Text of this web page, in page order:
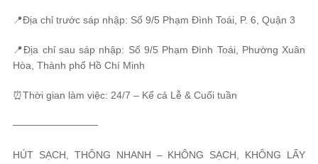
📍Địa chỉ trước sáp nhập: Số 9/5 Phạm Đình Toái, P. 6, Quận 3
📍Địa chỉ sau sáp nhập: Số 9/5 Phạm Đình Toái, Phường Xuân
Hòa, Thành phố Hồ Chí Minh
⏰Thời gian làm việc: 24/7 – Kể cả Lễ & Cuối tuần
────────────
HÚT SẠCH, THÔNG NHANH – KHÔNG SẠCH, KHÔNG LẤY